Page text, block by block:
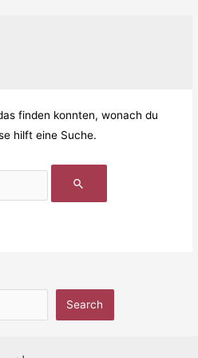
finden konnten, wonach du
hilft eine Suche.
Search